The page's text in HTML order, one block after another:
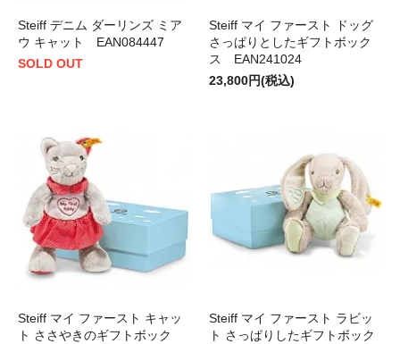
Steiff デニム ダーリンズ ミア
ウ キャット EAN084447
SOLD OUT
Steiff マイ ファースト ドッグ
さっぱりとしたギフトボック
ス EAN241024
23,800円(税込)
Steiff マイ ファースト キャッ
ト ささやきのギフトボック
Steiff マイ ファースト ラビッ
ト さっぱりしたギフトボック